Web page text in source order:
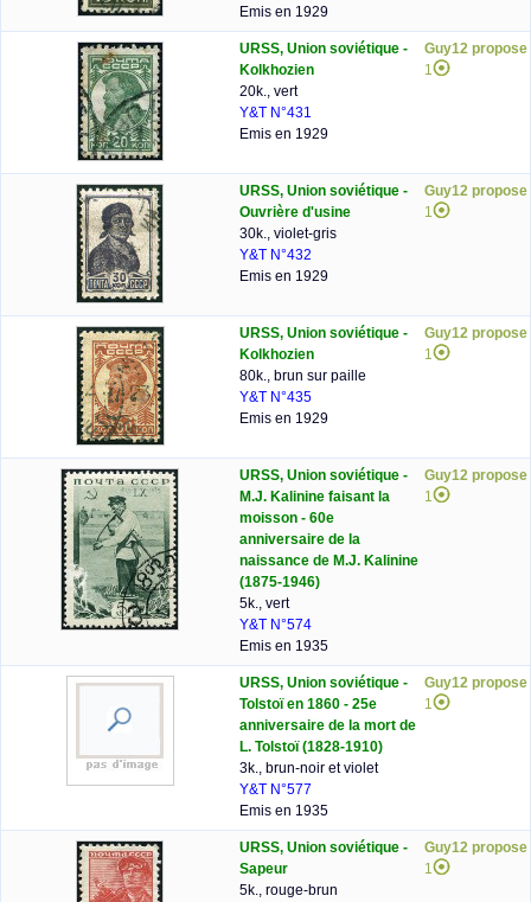
Emis en 1929
URSS, Union soviétique -
Kolkhozien
20k., vert
Y&T N°431
Emis en 1929
Guy12 propose
1
URSS, Union soviétique -
Ouvrière d'usine
30k., violet-gris
Y&T N°432
Emis en 1929
Guy12 propose
1
URSS, Union soviétique -
Kolkhozien
80k., brun sur paille
Y&T N°435
Emis en 1929
Guy12 propose
1
URSS, Union soviétique -
M.J. Kalinine faisant la
moisson - 60e
anniversaire de la
naissance de M.J. Kalinine
(1875-1946)
5k., vert
Y&T N°574
Emis en 1935
Guy12 propose
1
URSS, Union soviétique -
Tolstoï en 1860 - 25e
anniversaire de la mort de
L. Tolstoï (1828-1910)
3k., brun-noir et violet
Y&T N°577
Emis en 1935
Guy12 propose
1
URSS, Union soviétique -
Sapeur
5k., rouge-brun
Guy12 propose
1